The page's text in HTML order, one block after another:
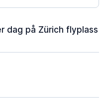
dag på Zürich flyplass